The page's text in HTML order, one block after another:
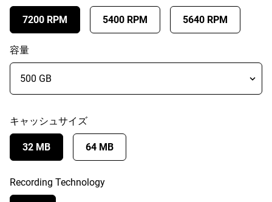
7200 RPM 5400 RPM 5640 RPM
容量
キャッシュサイズ
32 MB 64 MB
Recording Technology